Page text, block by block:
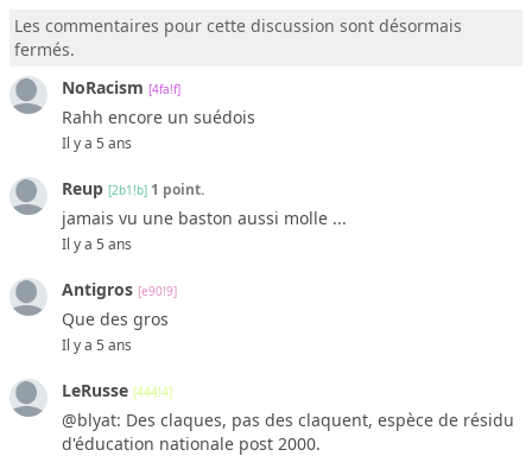
Les commentaires pour cette discussion sont désormais
fermés.
NoRacism [4fa!f]
Rahh encore un suédois
Il y a 5 ans
Reup [2b1!b] 1 point.
jamais vu une baston aussi molle ...
Il y a 5 ans
Antigros [e90!9]
Que des gros
Il y a 5 ans
LeRusse [444!4]
@blyat: Des claques, pas des claquent, espèce de résidu
d'éducation nationale post 2000.